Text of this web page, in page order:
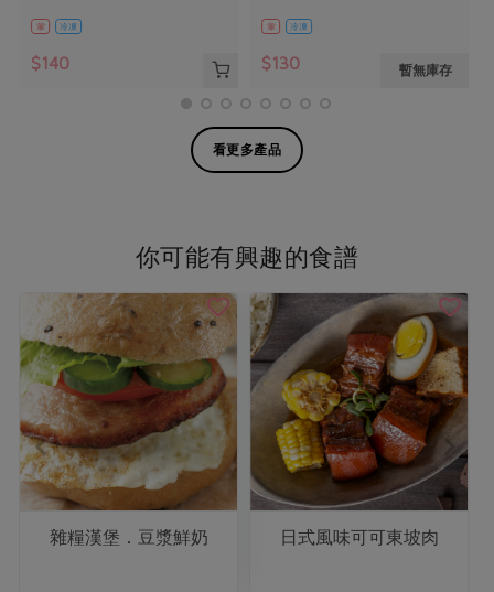
葷 冷凍
$140
葷 冷凍
$130 暫無庫存
看更多產品
你可能有興趣的食譜
雜糧漢堡．豆漿鮮奶 日式風味可可東坡肉